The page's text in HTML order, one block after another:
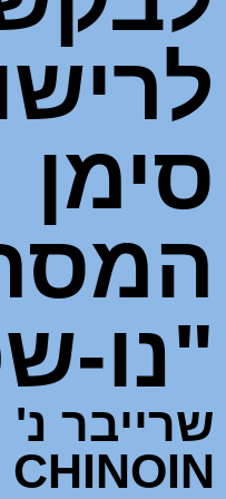
סימן
"נו-
שרייבר נ'
CHINOIN